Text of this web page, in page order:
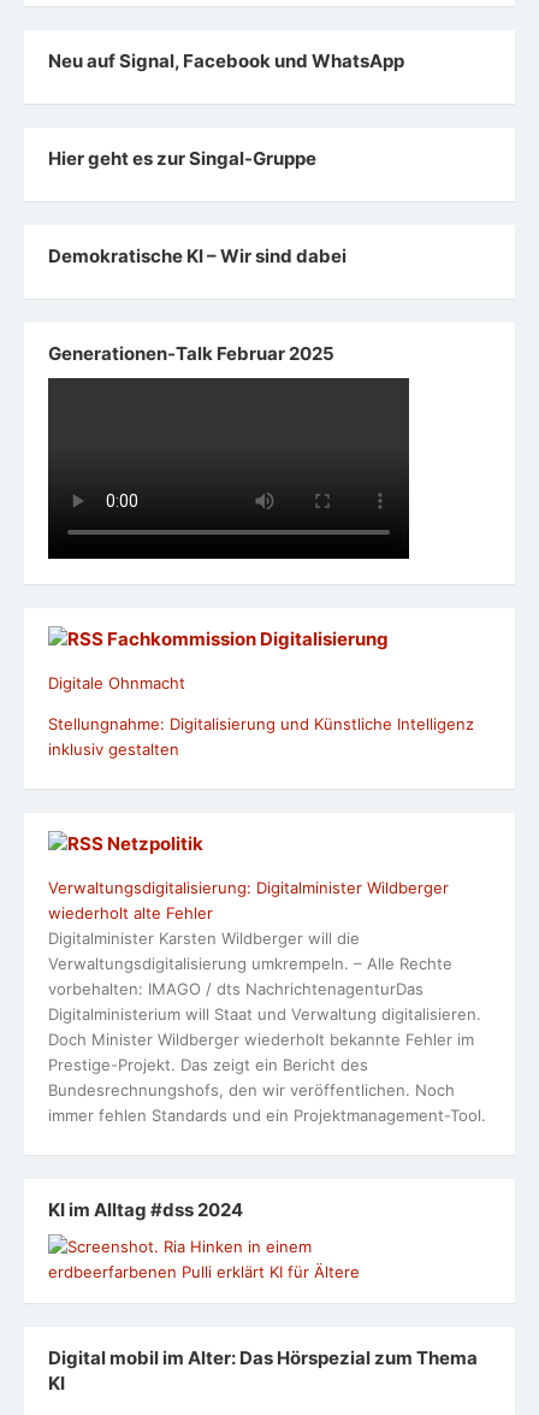
Neu auf Signal, Facebook und WhatsApp
Hier geht es zur Singal-Gruppe
Demokratische KI – Wir sind dabei
Generationen-Talk Februar 2025
Fachkommission Digitalisierung
Digitale Ohnmacht
Stellungnahme: Digitalisierung und Künstliche Intelligenz
inklusiv gestalten
Netzpolitik
Verwaltungsdigitalisierung: Digitalminister Wildberger
wiederholt alte Fehler
Digitalminister Karsten Wildberger will die
Verwaltungsdigitalisierung umkrempeln. – Alle Rechte
vorbehalten: IMAGO / dts NachrichtenagenturDas
Digitalministerium will Staat und Verwaltung digitalisieren.
Doch Minister Wildberger wiederholt bekannte Fehler im
Prestige-Projekt. Das zeigt ein Bericht des
Bundesrechnungshofs, den wir veröffentlichen. Noch
immer fehlen Standards und ein Projektmanagement-Tool.
KI im Alltag #dss 2024
Digital mobil im Alter: Das Hörspezial zum Thema
KI